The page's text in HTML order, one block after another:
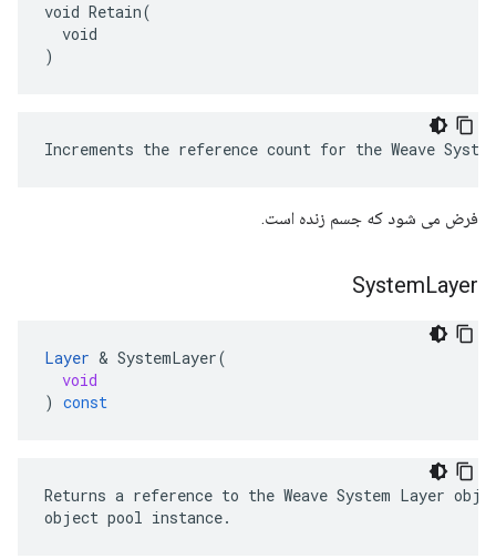
void Retain(
  void
)
Increments the reference count for the Weave
فرض می شود که جسم زنده است.
SystemLayer
Layer & SystemLayer(
void
) const
Returns a reference to the Weave System Layer
object pool instance.